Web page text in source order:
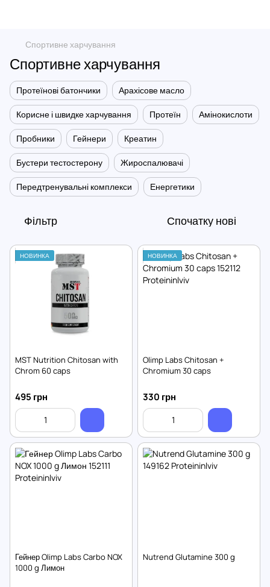
Спортивне харчування
Спортивне харчування
Протеїнові батончики Арахісове масло
Корисне і швидке харчування Протеїн Амінокислоти
Пробники Гейнери Креатин
Бустери тестостерону Жироспалювачі
Передтренувальні комплекси Енергетики
Фільтр Спочатку нові
НОВИНКА
MST Nutrition Chitosan with
Chrom 60 caps
495 грн
НОВИНКА
Olimp Labs Chitosan +
Chromium 30 caps
330 грн
Гейнер Olimp Labs Carbo NOX
1000 g Лимон
Nutrend Glutamine 300 g